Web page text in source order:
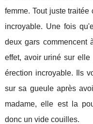
femme. Tout juste
incroyable. Une fois
deux gars commencent
effet, avoir uriné sur
érection incroyable. Ils
sur sa gueule après
madame, elle est la
donc un vide couilles.